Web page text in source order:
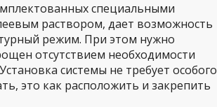
специальными
раствором, дает возможность
режим. При этом нужно
отсутствием необходимости
системы не требует особого
это как расположить и закрепить